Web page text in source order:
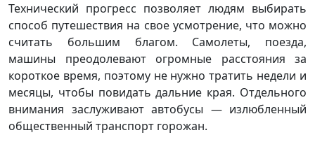
Технический прогресс позволяет людям выбирать
способ путешествия на свое усмотрение, что можно
считать большим благом. Самолеты, поезда,
машины преодолевают огромные расстояния за
короткое время, поэтому не нужно тратить недели и
месяцы, чтобы повидать дальние края. Отдельного
внимания заслуживают автобусы — излюбленный
общественный транспорт горожан.